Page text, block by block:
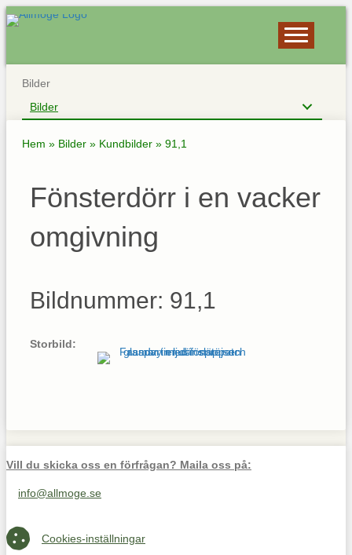
Bilder
Bilder
Hem » Bilder » Kundbilder » 91,1
Fönsterdörr i en vacker
omgivning
Bildnummer: 91,1
Storbild:
Vill du skicka oss en förfrågan? Maila oss på:
Maila oss på info@allmoge.se
info@allmoge.se
Cookies-inställningar
Cookies-inställningar